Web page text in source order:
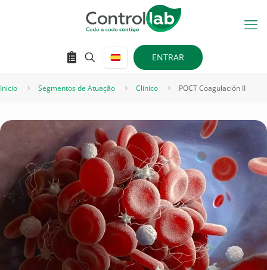
ENTRAR
Inicio Segmentos de Atuação Clínico POCT Coagulación II